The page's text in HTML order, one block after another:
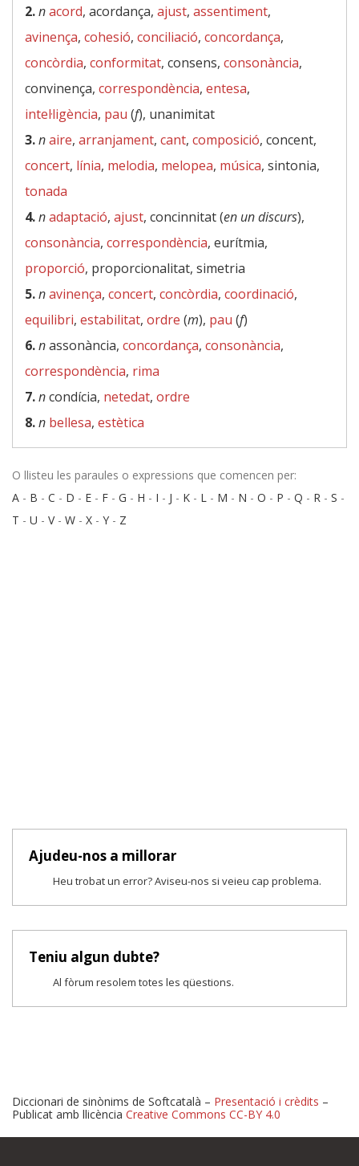
2.nacord, acordança, ajust, assentiment,
avinença, cohesió, conciliació, concordança,
concòrdia, conformitat, consens, consonància,
convinença, correspondència, entesa,
intel·ligència, pau (f), unanimitat
3.naire, arranjament, cant, composició, concent,
concert, línia, melodia, melopea, música, sintonia,
tonada
4.nadaptació, ajust, concinnitat (en un discurs),
consonància, correspondència, eurítmia,
proporció, proporcionalitat, simetria
5.navinença, concert, concòrdia, coordinació,
equilibri, estabilitat, ordre (m), pau (f)
6.nassonància, concordança, consonància,
correspondència, rima
7.ncondícia, netedat, ordre
8.n bellesa, estètica
O llisteu les paraules o expressions que comencen per:
A - B - C - D - E - F - G - H - I - J - K - L - M - N - O - P - Q - R - S -
T - U - V- W - X - Y - Z
Ajudeu-nos a millorar
Heu trobat un error? Aviseu-nos si veieu cap problema.
Teniu algun dubte?
Al fòrum resolem totes les qüestions.
Diccionari de sinònims de Softcatalà – Presentació i crèdits –
Publicat amb llicència Creative Commons CC-BY 4.0